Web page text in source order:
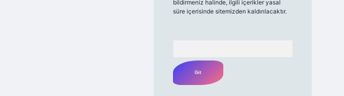
bildirmeniz halinde, ilgili içerikler yasal
süre içerisinde sitemizden kaldırılacaktır.